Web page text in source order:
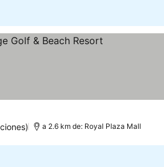
a 2.6 km de: Royal Plaza Mall